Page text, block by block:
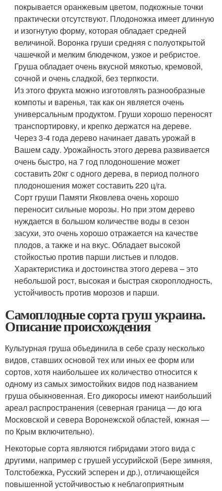
покрывается оранжевым цветом, подкожные точки
практически отсутствуют. Плодоножка имеет длинную
и изогнутую форму, которая обладает средней
величиной. Воронка груши средняя с полуоткрытой
чашечкой и мелким блюдечком, узкое и ребристое.
Груша обладает очень вкусной мякотью, кремовой,
сочной и очень сладкой, без терпкости.
Из этого фрукта можно изготовлять разнообразные
компоты и варенья, так как он является очень
универсальным продуктом. Груши хорошо переносят
транспортировку, и крепко держатся на дереве.
Через 3-4 года дерево начинает давать урожай в
Вашем саду. Урожайность этого дерева развивается
очень быстро, на 7 год плодоношение может
составить 20кг с одного дерева, в период полного
плодоношения может составить 220 ц/га.
Сорт груши Памяти Яковлева очень хорошо
переносит сильные морозы. Но при этом дерево
нуждается в большом количестве воды в сезон
засухи, это очень хорошо отражается на качестве
плодов, а также и на вкус. Обладает высокой
стойкостью против парши листьев и плодов.
Характеристика и достоинства этого дерева – это
небольшой рост, высокая и быстрая скороплодность,
устойчивость против морозов и парши.
Самоплодные сорта груш украина.
Описание происхождения
Культурная груша объединила в себе сразу несколько
видов, ставших основой тех или иных ее форм или
сортов, хотя наибольшее их количество относится к
одному из самых зимостойких видов под названием
груша обыкновенная. Его дикоросы имеют наибольший
ареал распространения (северная граница — до юга
Московской и севера Воронежской областей, южная —
по Крым включительно).
Некоторые сорта являются гибридами этого вида с
другими, например с грушей уссурийской (Бере зимняя,
Толстобежка, Русский эсперен и др.), отличающейся
повышенной устойчивостью к неблагоприятным